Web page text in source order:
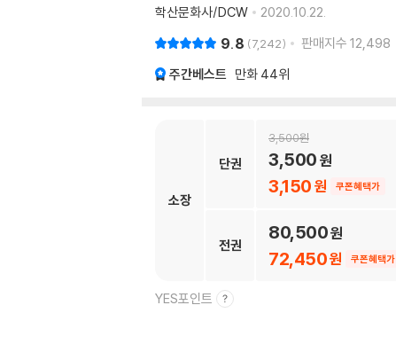
학산문화사/DCW
2020.10.22.
9.8 7,242 판매지수 12,498
주간베스트 만화 44위
소장
단권
3,500
3,150 쿠폰혜택가
3,500
전권
72,450 쿠폰혜택가
80,500
YES포인트